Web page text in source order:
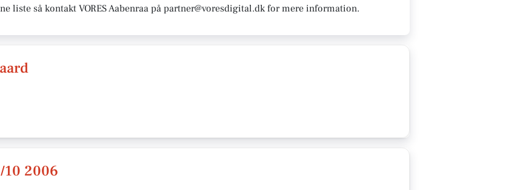
liste så kontakt VORES Aabenraa på partner@voresdigital.dk for mere information.
10 2006